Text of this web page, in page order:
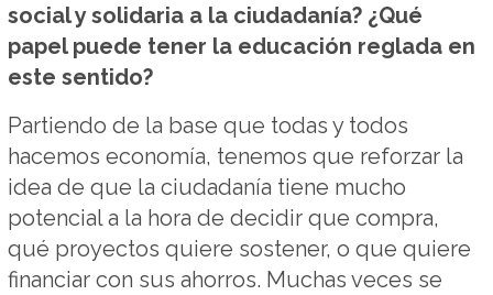
social y solidaria a la ciudadanía? ¿Qué
papel puede tener la educación reglada en
este sentido?
Partiendo de la base que todas y todos
hacemos economía, tenemos que reforzar la
idea de que la ciudadanía tiene mucho
potencial a la hora de decidir que compra,
qué proyectos quiere sostener, o que quiere
financiar con sus ahorros. Muchas veces se